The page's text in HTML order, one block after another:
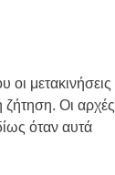
οι μετακινήσεις
ζήτηση. Οι αρχές
όταν αυτά